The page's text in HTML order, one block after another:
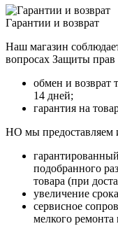
Гарантии и возврат
Наш магазин
вопросах Защиты прав
обмен и возврат
14 дней;
гарантия на
НО мы предоставляем
подобранного
товара (при
увеличение
сервисное
мелкого ремонта